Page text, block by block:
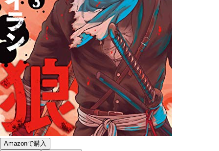
Amazonで購入